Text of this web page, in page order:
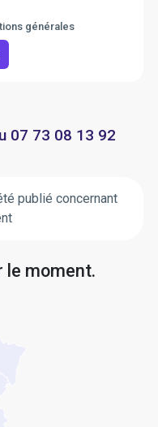
générales
07 73 08 13 92
publié concernant
le moment.